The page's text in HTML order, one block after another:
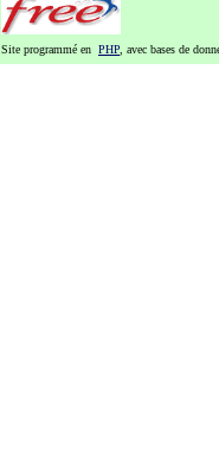
Site programmé en PHP , avec bases de